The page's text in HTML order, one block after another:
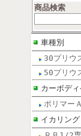
商品検索
車種別
30プリウ
50プリウ
カーボデ
ポリマー
イカリング